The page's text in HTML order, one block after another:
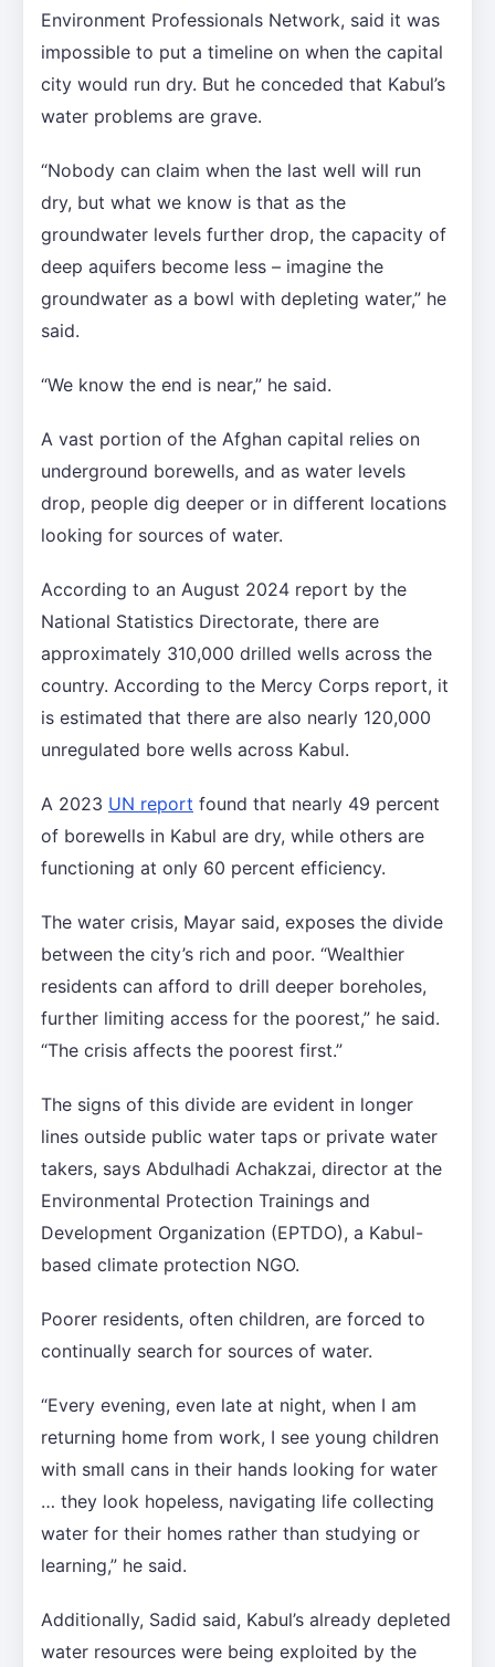
Environment Professionals Network, said it was
impossible to put a timeline on when the capital
city would run dry. But he conceded that Kabul’s
water problems are grave.
“Nobody can claim when the last well will run
dry, but what we know is that as the
groundwater levels further drop, the capacity of
deep aquifers become less – imagine the
groundwater as a bowl with depleting water,” he
said.
“We know the end is near,” he said.
A vast portion of the Afghan capital relies on
underground borewells, and as water levels
drop, people dig deeper or in different locations
looking for sources of water.
According to an August 2024 report by the
National Statistics Directorate, there are
approximately 310,000 drilled wells across the
country. According to the Mercy Corps report, it
is estimated that there are also nearly 120,000
unregulated bore wells across Kabul.
A 2023 UN report found that nearly 49 percent
of borewells in Kabul are dry, while others are
functioning at only 60 percent efficiency.
The water crisis, Mayar said, exposes the divide
between the city’s rich and poor. “Wealthier
residents can afford to drill deeper boreholes,
further limiting access for the poorest,” he said.
“The crisis affects the poorest first.”
The signs of this divide are evident in longer
lines outside public water taps or private water
takers, says Abdulhadi Achakzai, director at the
Environmental Protection Trainings and
Development Organization (EPTDO), a Kabul-
based climate protection NGO.
Poorer residents, often children, are forced to
continually search for sources of water.
“Every evening, even late at night, when I am
returning home from work, I see young children
with small cans in their hands looking for water
… they look hopeless, navigating life collecting
water for their homes rather than studying or
learning,” he said.
Additionally, Sadid said, Kabul’s already depleted
water resources were being exploited by the